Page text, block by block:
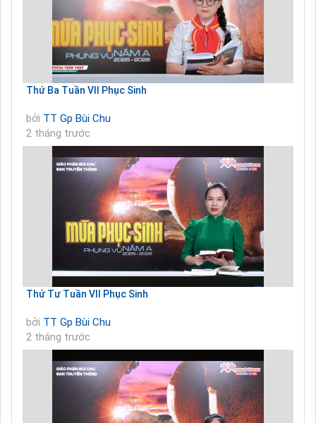
Thứ Ba Tuần VII Phục Sinh
bởi TT Gp Bùi Chu
2 tháng trước
Thứ Tư Tuần VII Phục Sinh
bởi TT Gp Bùi Chu
2 tháng trước